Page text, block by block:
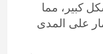
كبير، مما
على المدى